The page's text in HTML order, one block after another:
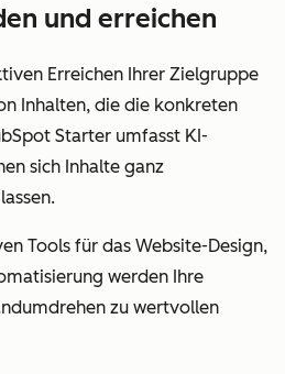
und erreichen
Erreichen Ihrer Zielgruppe
Inhalten, die die konkreten
Starter umfasst KI-
sich Inhalte ganz
Tools für das Website-Design,
werden Ihre
zu wertvollen